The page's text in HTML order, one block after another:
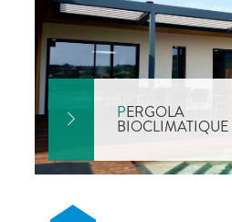
PERGOLA
BIOCLIMATIQUE